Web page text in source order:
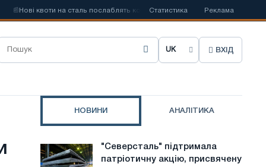
квоти на сталь послаблять конкуренцію в Сполученому Королівстві
Статистика Реклама
О
р
и
ВХІД
НОВИНИ АНАЛІТИКА
"Северсталь"
підтримала
"Северсталь" підтримала
патріотичну акцію, присвячену